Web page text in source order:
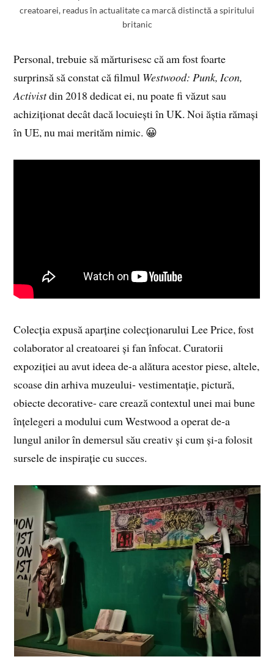
creatoarei, readus în actualitate ca marcă distinctă a spiritului
britanic
Personal, trebuie să mărturisesc că am fost foarte
surprinsă să constat că filmul Westwood: Punk, Icon,
Activistdin 2018 dedicat ei, nu poate fi văzut sau
achiziționat decât dacă locuiești în UK. Noi ăștia rămași
în UE, nu mai merităm nimic. 😀
Colecția expusă aparține colecționarului Lee Price, fost
colaborator al creatoarei și fan înfocat. Curatorii
expoziției au avut ideea de-a alătura acestor piese, altele,
scoase din arhiva muzeului- vestimentație, pictură,
obiecte decorative- care crează contextul unei mai bune
înțelegeri a modului cum Westwood a operat de-a
lungul anilor în demersul său creativ și cum și-a folosit
sursele de inspirație cu succes.